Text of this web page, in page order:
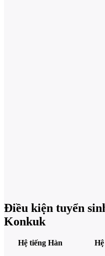
Điều kiện tuyển
Konkuk
Hệ tiếng Hàn